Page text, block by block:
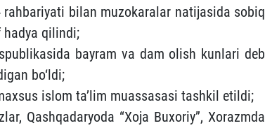
bilan muzokaralar natijasida sobiq
qilindi;
bayram va dam olish kunlari deb
bo‘ldi;
islom ta’lim muassasasi tashkil etildi;
Qashqadaryoda “Xoja Buxoriy”, Xorazmda